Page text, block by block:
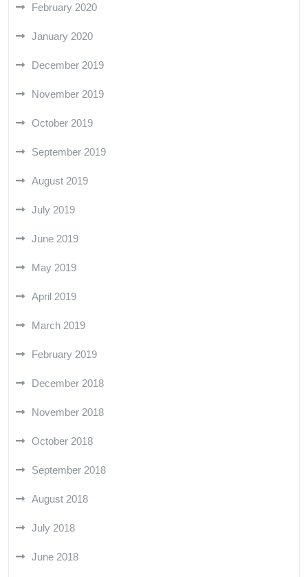
February 2020
January 2020
December 2019
November 2019
October 2019
September 2019
August 2019
July 2019
June 2019
May 2019
April 2019
March 2019
February 2019
December 2018
November 2018
October 2018
September 2018
August 2018
July 2018
June 2018